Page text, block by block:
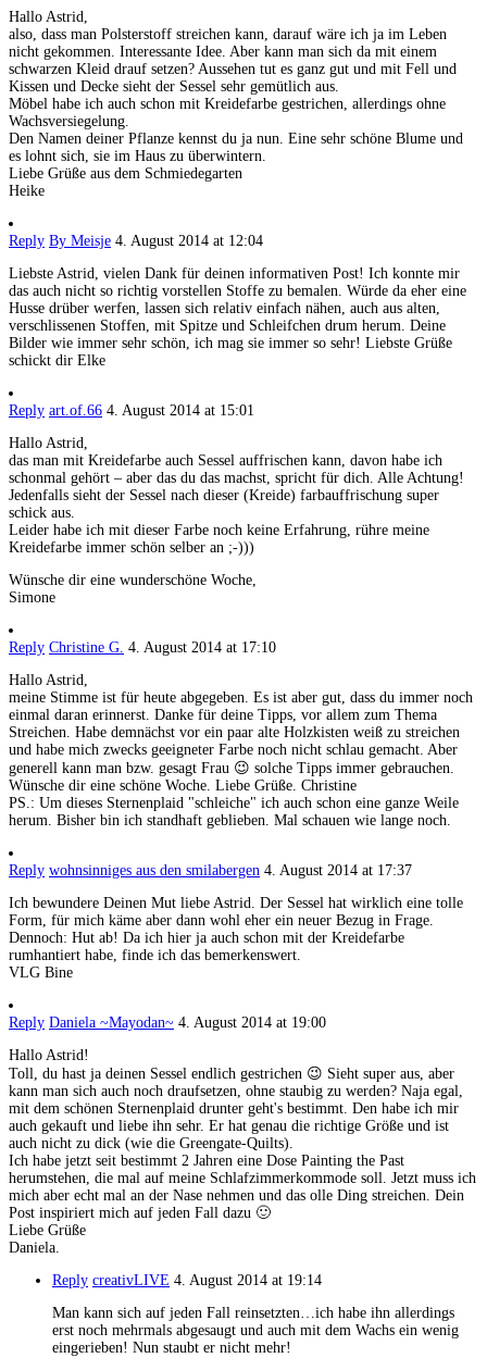
Hallo Astrid,
also, dass man Polsterstoff streichen kann, darauf wäre ich ja im Leben
nicht gekommen. Interessante Idee. Aber kann man sich da mit einem
schwarzen Kleid drauf setzen? Aussehen tut es ganz gut und mit Fell und
Kissen und Decke sieht der Sessel sehr gemütlich aus.
Möbel habe ich auch schon mit Kreidefarbe gestrichen, allerdings ohne
Wachsversiegelung.
Den Namen deiner Pflanze kennst du ja nun. Eine sehr schöne Blume und
es lohnt sich, sie im Haus zu überwintern.
Liebe Grüße aus dem Schmiedegarten
Heike
Reply By Meisje 4. August 2014 at 12:04
Liebste Astrid, vielen Dank für deinen informativen Post! Ich konnte mir
das auch nicht so richtig vorstellen Stoffe zu bemalen. Würde da eher eine
Husse drüber werfen, lassen sich relativ einfach nähen, auch aus alten,
verschlissenen Stoffen, mit Spitze und Schleifchen drum herum. Deine
Bilder wie immer sehr schön, ich mag sie immer so sehr! Liebste Grüße
schickt dir Elke
Reply art.of.66 4. August 2014 at 15:01
Hallo Astrid,
das man mit Kreidefarbe auch Sessel auffrischen kann, davon habe ich
schonmal gehört – aber das du das machst, spricht für dich. Alle Achtung!
Jedenfalls sieht der Sessel nach dieser (Kreide) farbauffrischung super
schick aus.
Leider habe ich mit dieser Farbe noch keine Erfahrung, rühre meine
Kreidefarbe immer schön selber an ;-)))
Wünsche dir eine wunderschöne Woche,
Simone
Reply Christine G. 4. August 2014 at 17:10
Hallo Astrid,
meine Stimme ist für heute abgegeben. Es ist aber gut, dass du immer noch
einmal daran erinnerst. Danke für deine Tipps, vor allem zum Thema
Streichen. Habe demnächst vor ein paar alte Holzkisten weiß zu streichen
und habe mich zwecks geeigneter Farbe noch nicht schlau gemacht. Aber
generell kann man bzw. gesagt Frau 😉 solche Tipps immer gebrauchen.
Wünsche dir eine schöne Woche. Liebe Grüße. Christine
PS.: Um dieses Sternenplaid "schleiche" ich auch schon eine ganze Weile
herum. Bisher bin ich standhaft geblieben. Mal schauen wie lange noch.
Reply wohnsinniges aus den smilabergen 4. August 2014 at 17:37
Ich bewundere Deinen Mut liebe Astrid. Der Sessel hat wirklich eine tolle
Form, für mich käme aber dann wohl eher ein neuer Bezug in Frage.
Dennoch: Hut ab! Da ich hier ja auch schon mit der Kreidefarbe
rumhantiert habe, finde ich das bemerkenswert.
VLG Bine
Reply Daniela ~Mayodan~ 4. August 2014 at 19:00
Hallo Astrid!
Toll, du hast ja deinen Sessel endlich gestrichen 😉 Sieht super aus, aber
kann man sich auch noch draufsetzen, ohne staubig zu werden? Naja egal,
mit dem schönen Sternenplaid drunter geht's bestimmt. Den habe ich mir
auch gekauft und liebe ihn sehr. Er hat genau die richtige Größe und ist
auch nicht zu dick (wie die Greengate-Quilts).
Ich habe jetzt seit bestimmt 2 Jahren eine Dose Painting the Past
herumstehen, die mal auf meine Schlafzimmerkommode soll. Jetzt muss ich
mich aber echt mal an der Nase nehmen und das olle Ding streichen. Dein
Post inspiriert mich auf jeden Fall dazu 🙂
Liebe Grüße
Daniela.
Reply creativLIVE 4. August 2014 at 19:14
Man kann sich auf jeden Fall reinsetzten…ich habe ihn allerdings
erst noch mehrmals abgesaugt und auch mit dem Wachs ein wenig
eingerieben! Nun staubt er nicht mehr!